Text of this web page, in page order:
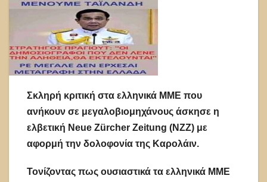
Σκληρή κριτική στα ελληνικά ΜΜΕ που
ανήκουν σε μεγαλοβιομηχάνους άσκησε η
ελβετική Neue Zürcher Zeitung (NZZ) με
αφορμή την δολοφονία της Καρολάιν.
Τονίζοντας πως ουσιαστικά τα ελληνικά ΜΜΕ